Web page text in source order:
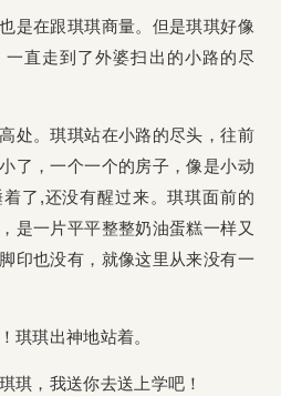
是在跟琪琪商量。但是琪琪好像
直走到了外婆扫出的小路的尽
处。琪琪站在小路的尽头，往前
了，一个一个的房子，像是小动
了,还没有醒过来。琪琪面前的
是一片平平整整奶油蛋糕一样又
印也没有，就像这里从来没有一
琪琪出神地站着。
琪，我送你去送上学吧！